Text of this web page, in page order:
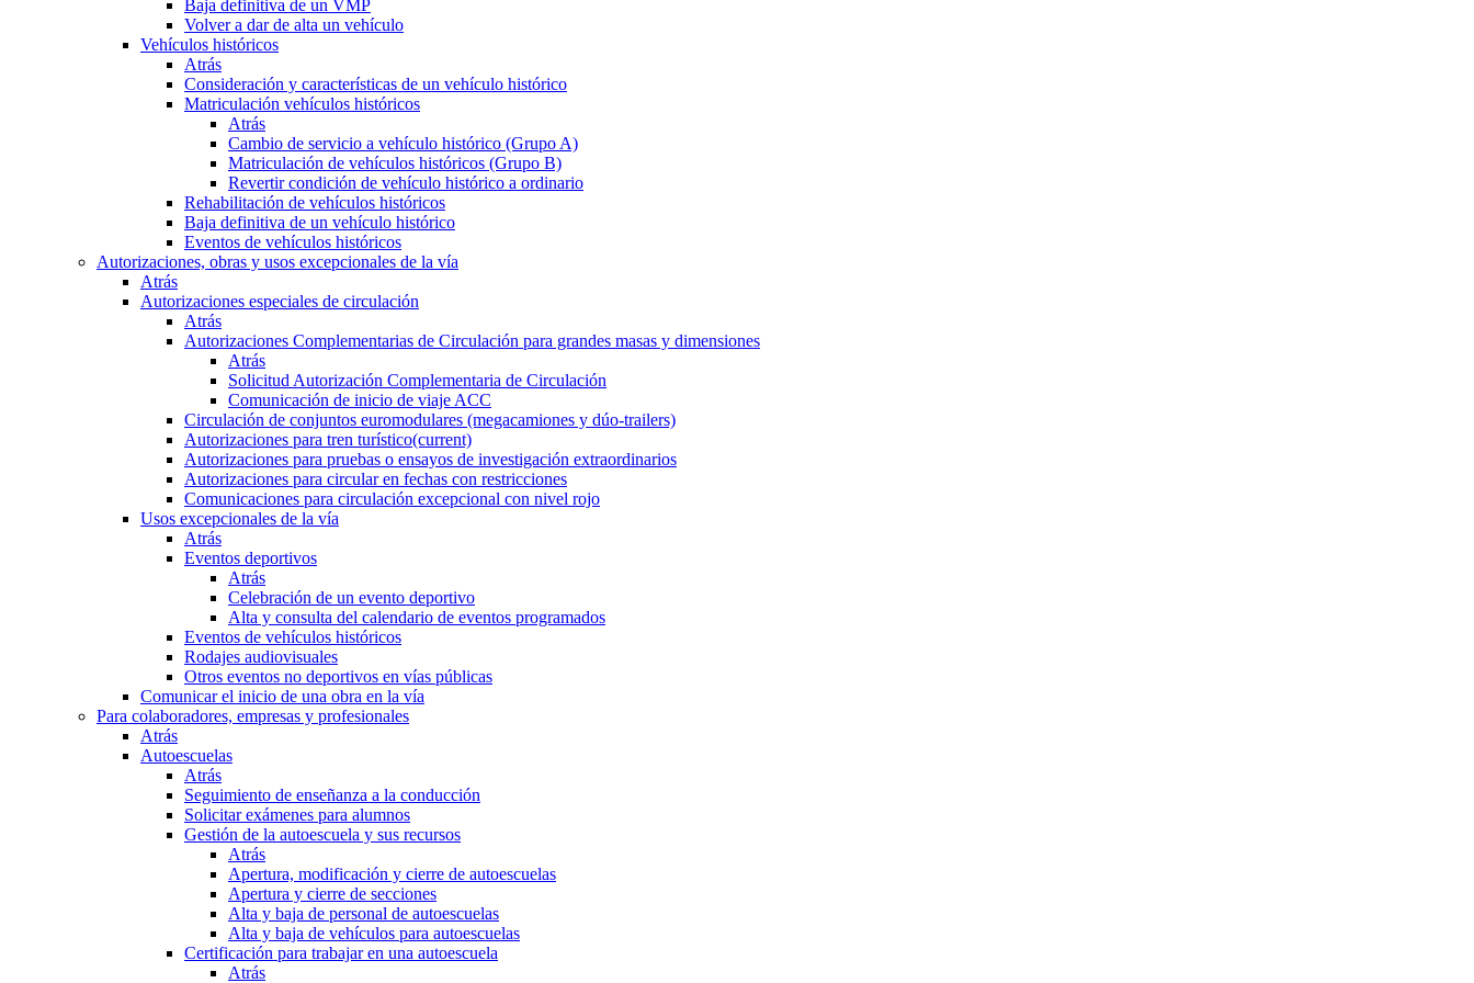
Baja definitiva de un VMP
Volver a dar de alta un vehículo
Vehículos históricos
Atrás
Consideración y características de un vehículo histórico
Matriculación vehículos históricos
Atrás
Cambio de servicio a vehículo histórico (Grupo A)
Matriculación de vehículos históricos (Grupo B)
Revertir condición de vehículo histórico a ordinario
Rehabilitación de vehículos históricos
Baja definitiva de un vehículo histórico
Eventos de vehículos históricos
Autorizaciones, obras y usos excepcionales de la vía
Atrás
Autorizaciones especiales de circulación
Atrás
Autorizaciones Complementarias de Circulación para grandes masas y dimensiones
Atrás
Solicitud Autorización Complementaria de Circulación
Comunicación de inicio de viaje ACC
Circulación de conjuntos euromodulares (megacamiones y dúo-trailers)
Autorizaciones para tren turístico(current)
Autorizaciones para pruebas o ensayos de investigación extraordinarios
Autorizaciones para circular en fechas con restricciones
Comunicaciones para circulación excepcional con nivel rojo
Usos excepcionales de la vía
Atrás
Eventos deportivos
Atrás
Celebración de un evento deportivo
Alta y consulta del calendario de eventos programados
Eventos de vehículos históricos
Rodajes audiovisuales
Otros eventos no deportivos en vías públicas
Comunicar el inicio de una obra en la vía
Para colaboradores, empresas y profesionales
Atrás
Autoescuelas
Atrás
Seguimiento de enseñanza a la conducción
Solicitar exámenes para alumnos
Gestión de la autoescuela y sus recursos
Atrás
Apertura, modificación y cierre de autoescuelas
Apertura y cierre de secciones
Alta y baja de personal de autoescuelas
Alta y baja de vehículos para autoescuelas
Certificación para trabajar en una autoescuela
Atrás